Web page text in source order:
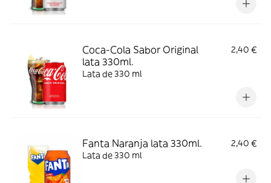
Coca-Cola Sabor Original
lata 330ml.
2,40 €
Lata de 330 ml
Fanta Naranja lata 330ml.
2,40 €
Lata de 330 ml